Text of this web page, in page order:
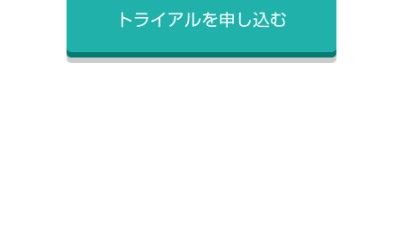
トライアルを申し込む